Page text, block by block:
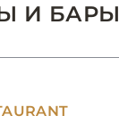
И БАРЫ